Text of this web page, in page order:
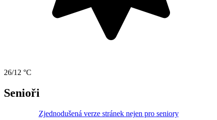
26/12 °C
Senioři
Zjednodušená verze stránek nejen pro seniory